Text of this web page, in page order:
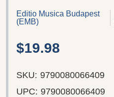
Editio Musica Budapest
(EMB)
$19.98
SKU: 9790080066409
UPC: 9790080066409